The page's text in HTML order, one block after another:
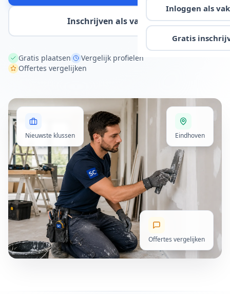
Inloggen als
Gratis
Inschrijven als vakman
Gratis plaatsen
Vergelijk profielen
Offertes vergelijken
Nieuwste klussen Eindhoven
Offertes vergelijken